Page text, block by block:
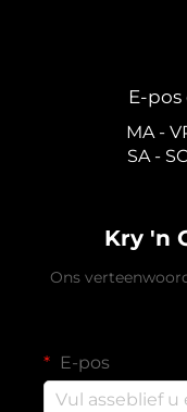
E-
MA -
SA -
Kry 'n
Ons
E-pos